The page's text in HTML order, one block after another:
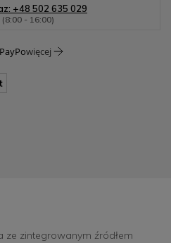
+48 502 635 029
- 16:00)
więcej
zintegrowanym źródłem